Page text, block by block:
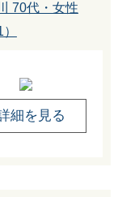
70代・女性
細を見る